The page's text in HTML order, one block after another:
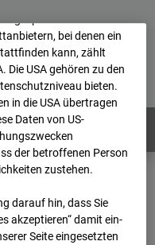
Login
101 - BV-Seed-FFM
07:05
gespeichert werden.
bei denen ein
kann, zählt
Die USA gehören zu den
bieten.
in die USA übertragen
Daten von US-
der betroffenen Person
zustehen.
darauf hin, dass Sie
akzeptieren“ damit ein­
Seite eingesetzten